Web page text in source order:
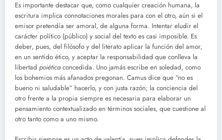
Es importante destacar que, como cualquier creación humana, la
escritura implica connotaciones morales para con el otro, aún si el
emisor pretendía ser amoral, de alguna forma. Intentar eludir el
carácter político (público) y social del texto es casi imposible. Es
deber, pues, del filósofo y del literato aplicar la función del amor,
en un sentido ético, y aceptar la responsabilidad que conlleva la
libertad poiéticaconcedida. Uno jamás escribe en soledad, como
los bohemios más afanados pregonan. Camus dice que “no es
bueno ni saludable” hacerlo, y con justa razón; la conciencia del
otro frente a la propia siempre es necesaria para elaborar un
pensamiento contextualizado en términos sociales, que cuestione al
otro tanto como a uno mismo.